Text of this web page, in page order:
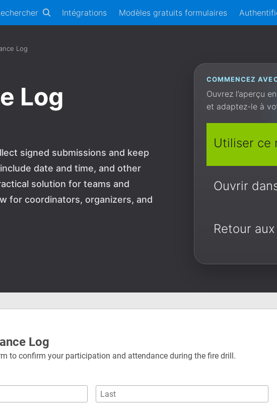
Intégrations Modèles gratuits formulaires
Log
Log
signed submissions and keep
date and time, and other
solution for teams and
for coordinators, organizers, and
COMMENCEZ
Ouvrez l’aperçu
et adaptez-le à
Utiliser ce
Ouvrir
Retour